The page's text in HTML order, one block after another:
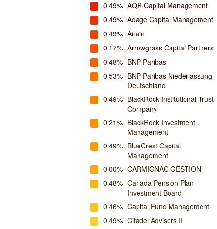
0.49% AQR Capital Management
0.49% Adage Capital Management
0.49% Airain
0.17% Arrowgrass Capital Partners
0.48% BNP Paribas
0.53% BNP Paribas Niederlassung
Deutschland
0.49% BlackRock Institutional Trust
Company
0.21% BlackRock Investment
Management
0.49% BlueCrest Capital
Management
0.00% CARMIGNAC GESTION
0.48% Canada Pension Plan
Investment Board
0.46% Capital Fund Management
0.49% Citadel Advisors II